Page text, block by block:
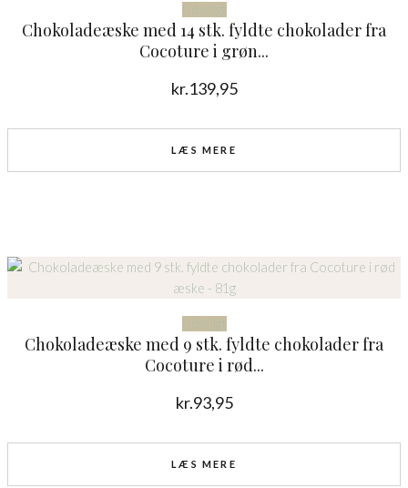
Udsolgt
Chokoladeæske med 14 stk. fyldte chokolader fra
Cocoture i grøn...
kr.139,95
LÆS MERE
Udsolgt
Chokoladeæske med 9 stk. fyldte chokolader fra
Cocoture i rød...
kr.93,95
LÆS MERE